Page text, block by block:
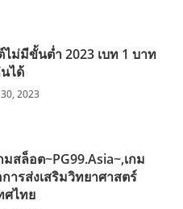
ไม่มีขั้นต่ำ 2023 เบท 1 บาท
ได้
2023
สล็อต~PG99.Asia~,เกม
ารส่งเสริมวิทยาศาสตร์
ศไทย